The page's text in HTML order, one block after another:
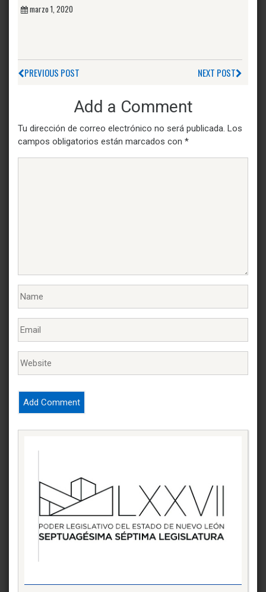
marzo 1, 2020
PREVIOUS POST NEXT POST
Add a Comment
Tu dirección de correo electrónico no será publicada. Los
campos obligatorios están marcados con *